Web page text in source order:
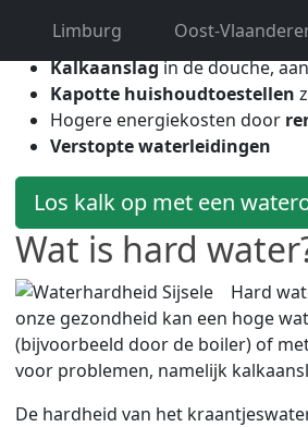
Limburg Oost-
sporen nalaten in uw huishouden.
Kalkaanslagin de douche,
Kapotte huishoudtoestellen
Hogere energiekosten door
Verstopte waterleidingen
Los kalk op met een
Wat is hard
Hard
onze gezondheid kan een hoge
(bijvoorbeeld door de boiler) of
voor problemen, namelijk
De hardheid van het